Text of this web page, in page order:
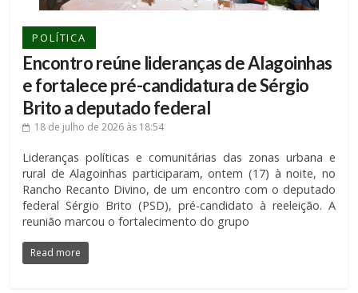
POLÍTICA
Encontro reúne lideranças de Alagoinhas
e fortalece pré-candidatura de Sérgio
Brito a deputado federal
18 de julho de 2026 às 18:54
Lideranças políticas e comunitárias das zonas urbana e
rural de Alagoinhas participaram, ontem (17) à noite, no
Rancho Recanto Divino, de um encontro com o deputado
federal Sérgio Brito (PSD), pré-candidato à reeleição. A
reunião marcou o fortalecimento do grupo
Read more